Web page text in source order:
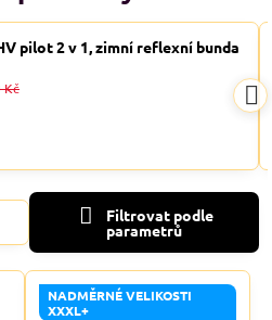
pilot 2 v 1, zimní reflexní bunda
Kč
Filtrovat podle
parametrů
NADMĚRNÉ VELIKOSTI
XXXL+